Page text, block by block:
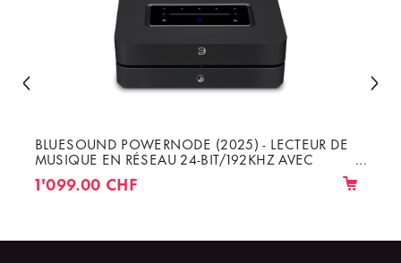
BLUESOUND POWERNODE (2025) - LECTEUR DE
MUSIQUE EN RÉSEAU 24-BIT/192KHZ AVEC
AMPLI DE 3×80W OU 2×100W RMS 8Ω
1'099.00 CHF